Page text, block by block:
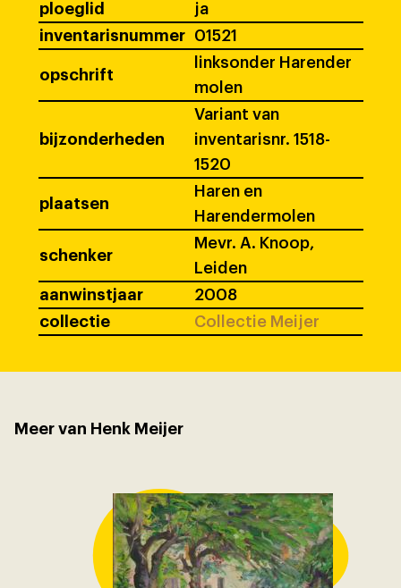
ploeglid
ja
inventarisnummer
01521
opschrift
linksonder Harender
molen
bijzonderheden
Variant van
inventarisnr. 1518-
1520
plaatsen
Haren en
Harendermolen
schenker
Mevr. A. Knoop,
Leiden
aanwinstjaar
2008
collectie
Collectie Meijer
Meer van Henk Meijer